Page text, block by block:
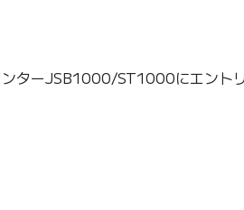
ターJSB1000/ST1000にエント